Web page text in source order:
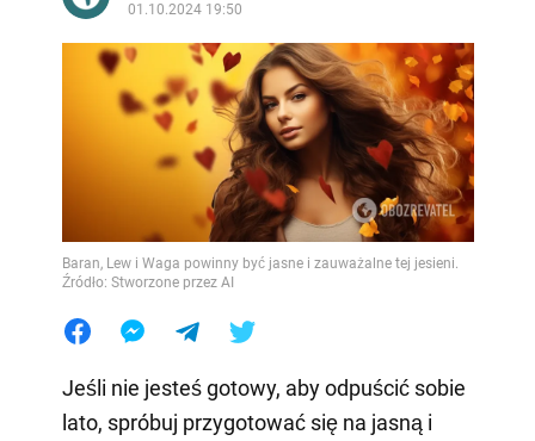
01.10.2024 19:50
Baran, Lew i Waga powinny być jasne i zauważalne tej jesieni.
Źródło: Stworzone przez AI
Jeśli nie jesteś gotowy, aby odpuścić sobie
lato, spróbuj przygotować się na jasną i